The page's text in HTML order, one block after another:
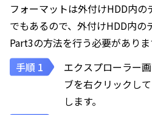
フォーマットは外付けHDD内
でもあるので、外付けHDD内の
Part3の方法を行う必要がありま
エクスプローラー
ブを右クリックし
します。